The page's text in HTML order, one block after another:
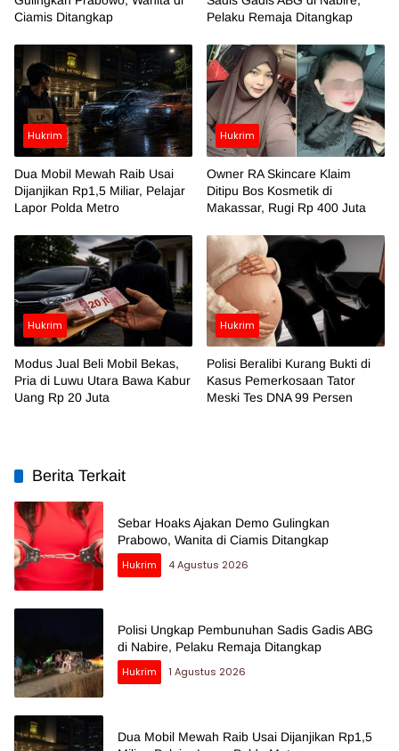
Ciamis Ditangkap
Pelaku Remaja Ditangkap
Hukrim
Dua Mobil Mewah Raib Usai
Dijanjikan Rp1,5 Miliar, Pelajar
Lapor Polda Metro
Hukrim
Owner RA Skincare Klaim
Ditipu Bos Kosmetik di
Makassar, Rugi Rp 400 Juta
Hukrim
Modus Jual Beli Mobil Bekas,
Pria di Luwu Utara Bawa Kabur
Uang Rp 20 Juta
Hukrim
Polisi Beralibi Kurang Bukti di
Kasus Pemerkosaan Tator
Meski Tes DNA 99 Persen
Berita Terkait
Sebar Hoaks Ajakan Demo Gulingkan
Prabowo, Wanita di Ciamis Ditangkap
Hukrim
4 Agustus 2026
Polisi Ungkap Pembunuhan Sadis Gadis ABG
di Nabire, Pelaku Remaja Ditangkap
Hukrim
1 Agustus 2026
Dua Mobil Mewah Raib Usai Dijanjikan Rp1,5